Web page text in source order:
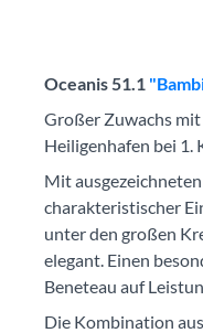
Oceanis 51.1
Großer Zuwachs
Heiligenhafen bei 1.
Mit
charakteristischer
unter den großen
elegant. Einen
Beneteau auf
Die Kombination